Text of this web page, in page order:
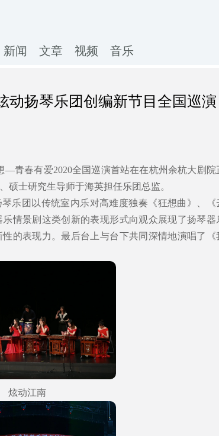
新闻 文章 视频 音乐
扬琴乐团创编新节目全国巡演
—青春有爱2020全国巡演首站在在杭州余杭大剧院
硕士研究生导师于海英担任乐团总监。
乐团以传统室内乐对高难度独奏《狂想曲》、《
情景剧这类创新的表现形式向观众展现了扬琴器
的表现力。最后台上与台下共同深情地演唱了《
炫动江南